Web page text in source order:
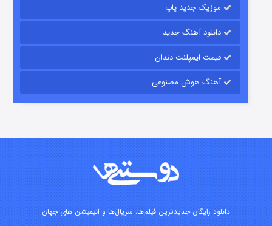
قسمت۱۵ (دوبله) منتشر شد
موزیک جدید پاپ
دانلود آهنگ جدید
قیمت ایمپلنت دندان
آهنگ هوش مصنوعی
دانلود رایگان جدیدترین فیلم‌ها، سریال‌ها و انیمیشن های جهان